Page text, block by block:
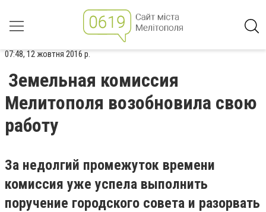
07:48, 12 жовтня 2016 р.
Земельная комиссия
Мелитополя возобновила свою
работу
За недолгий промежуток времени
комиссия уже успела выполнить
поручение городского совета и разорвать